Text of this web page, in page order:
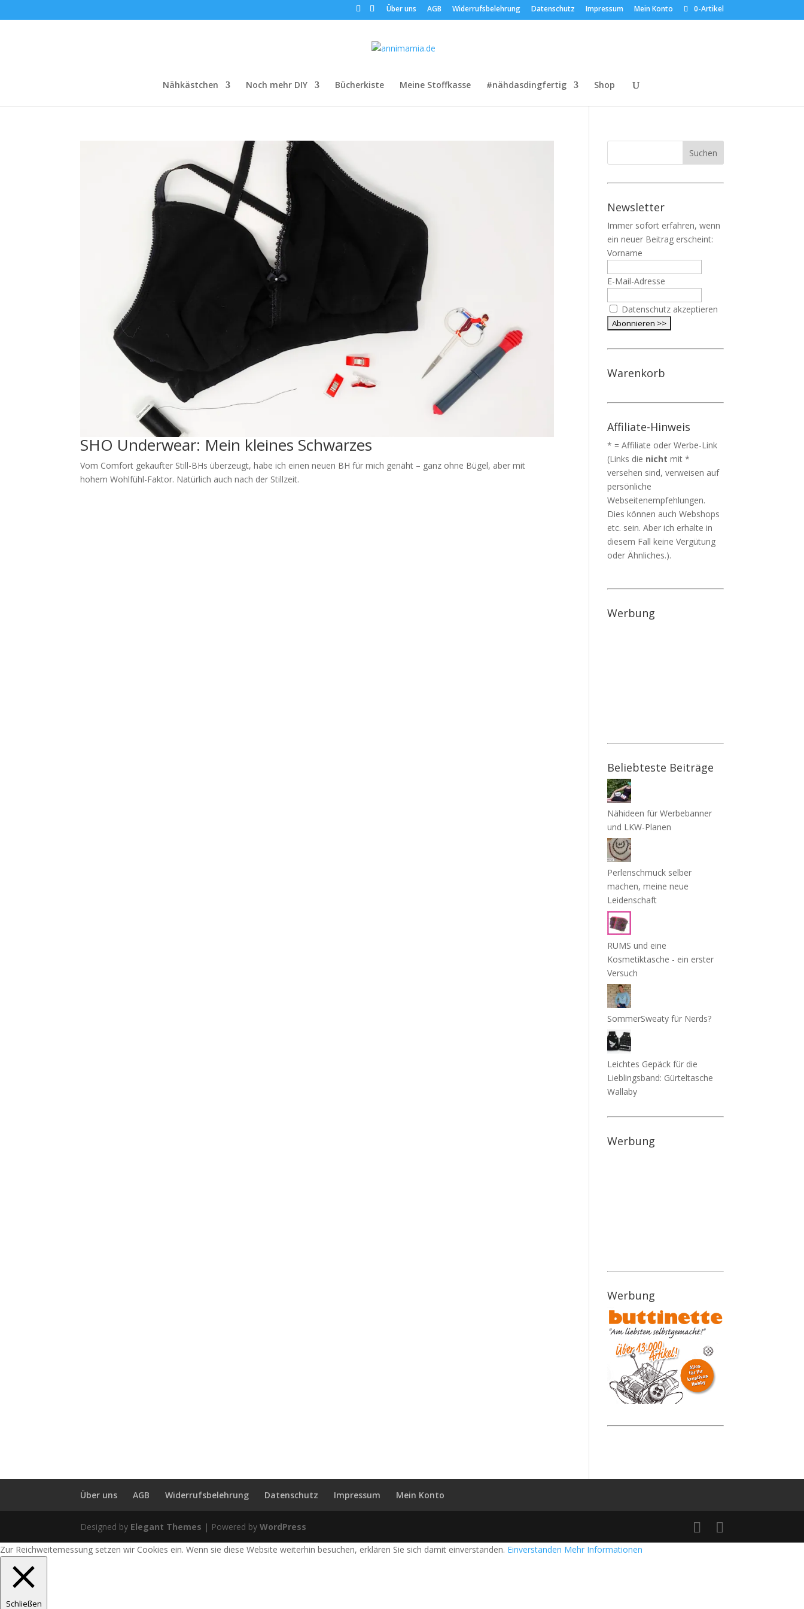
Über uns AGB Widerrufsbelehrung Datenschutz Impressum Mein Konto 0-Artikel
Nähkästchen Noch mehr DIY Bücherkiste Meine Stoffkasse #nähdasdingfertig Shop
SHO Underwear: Mein kleines Schwarzes
Vom Comfort gekaufter Still-BHs überzeugt, habe ich einen neuen BH für mich genäht – ganz ohne Bügel, aber mit
hohem Wohlfühl-Faktor. Natürlich auch nach der Stillzeit.
Newsletter
Immer sofort erfahren, wenn
ein neuer Beitrag erscheint:
Vorname
E-Mail-Adresse
Datenschutz akzeptieren
Warenkorb
Affiliate-Hinweis
* = Affiliate oder Werbe-Link
(Links die nichtmit *
versehen sind, verweisen auf
persönliche
Webseitenempfehlungen.
Dies können auch Webshops
etc. sein. Aber ich erhalte in
diesem Fall keine Vergütung
oder Ähnliches.).
Werbung
Beliebteste Beiträge
Nähideen für Werbebanner
und LKW-Planen
Perlenschmuck selber
machen, meine neue
Leidenschaft
RUMS und eine
Kosmetiktasche - ein erster
Versuch
SommerSweaty für Nerds?
Leichtes Gepäck für die
Lieblingsband: Gürteltasche
Wallaby
Werbung
Werbung
Über uns AGB Widerrufsbelehrung Datenschutz Impressum Mein Konto
Designed by Elegant Themes | Powered byWordPress
Zur Reichweitemessung setzen wir Cookies ein. Wenn sie diese Website weiterhin besuchen, erklären Sie sich damit einverstanden. Einverstanden Mehr Informationen
Schließen